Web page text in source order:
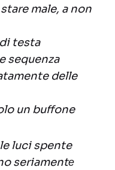
male, a non
testa
sequenza
delle
un buffone
luci spente
seriamentе